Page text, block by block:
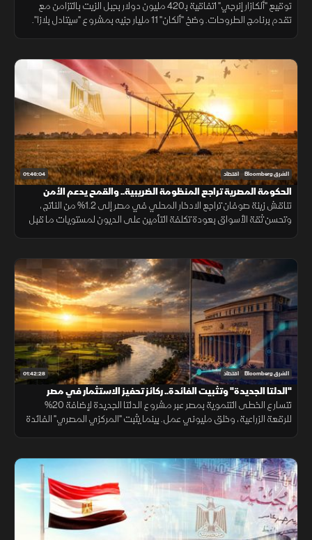
ينتعش
توقيع "ألكازار إنرجي" اتفاقية بـ420 مليون دولار بجبل الزيت بالتزامن مع
تقدم برنامج الطروحات. وضخ "ألكان" 11 مليار جنيه بمشروع "سيتادل بلازا".
01:46:04 الشرق Bloomberg اقتصاد
الحكومة المصرية تراجع المنظومة الضريبية.. والقمح يدعم الأمن
الغذائي
تناقش زينة صوفان تراجع الادخار المحلي في مصر إلى 1.2% من الناتج،
وتحسن ثقة الأسواق بعودة تكلفة التأمين على الديون لمستويات ما قبل
01:42:28 الشرق Bloomberg اقتصاد
"الدلتا الجديدة" وتثبيت الفائدة.. ركائز تحفيز الاستثمار في مصر
تتسارع الخطى التنموية بمصر عبر مشروع الدلتا الجديدة لإضافة 20%
للرقعة الزراعية، وخلق مليوني عمل. بينما يثبت "المركزي المصري" الفائدة